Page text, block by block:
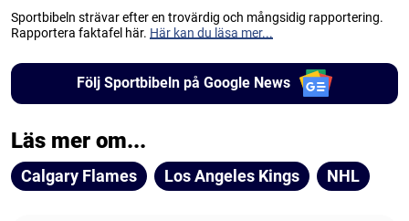
Sportbibeln strävar efter en trovärdig och mångsidig rapportering.
Rapportera faktafel här. Här kan du läsa mer...
Följ Sportbibeln på Google News
Läs mer om...
Calgary Flames Los Angeles Kings NHL